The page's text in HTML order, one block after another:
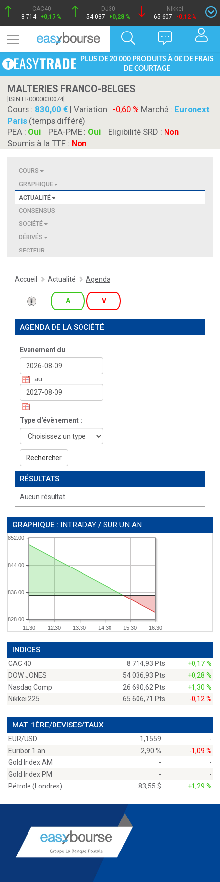
CAC40
8 714 +0,17 %
DJ30
54 037
+0,28 %
Nikkei
65 607
-0,12 %
PLUS DE 20 000 PRODUITS À 0€ DE FRAIS
DE COURTAGE
MALTERIES FRANCO-BELGES
[ISIN FR0000030074]
Cours : 830,00 | Variation : -0,60 % Marché : Euronext
Paris (temps différé)
PEA : Oui PEA-PME : Oui Eligibilité SRD : Non
Soumis à la TTF : Non
COURS
GRAPHIQUE
ACTUALITÉ
CONSENSUS
SOCIÉTÉ
DÉRIVÉS
SECTEUR
Accueil Actualité Agenda
A V
AGENDA DE LA SOCIÉTÉ
Evenement du
au
Type d'évènement :
Rechercher
RÉSULTATS
Aucun résultat
GRAPHIQUE : INTRADAY / SUR UN AN
11:30 12:30 13:30 14:30 15:30 16:30
828.00
836.00
844.00
852.00
INDICES
CAC 40 8 714,93 Pts
+0,17 %
DOW JONES
54 036,93 Pts
+0,28 %
Nasdaq Comp
26 690,62 Pts
+1,30 %
Nikkei 225
65 606,71 Pts -0,12 %
MAT. 1ÈRE/DEVISES/TAUX
EUR/USD 1,1559
-
Euribor 1 an
2,90 %
-1,09 %
Gold Index AM
-
-
Gold Index PM
-
-
Pétrole (Londres)
83,55 $ +1,29 %